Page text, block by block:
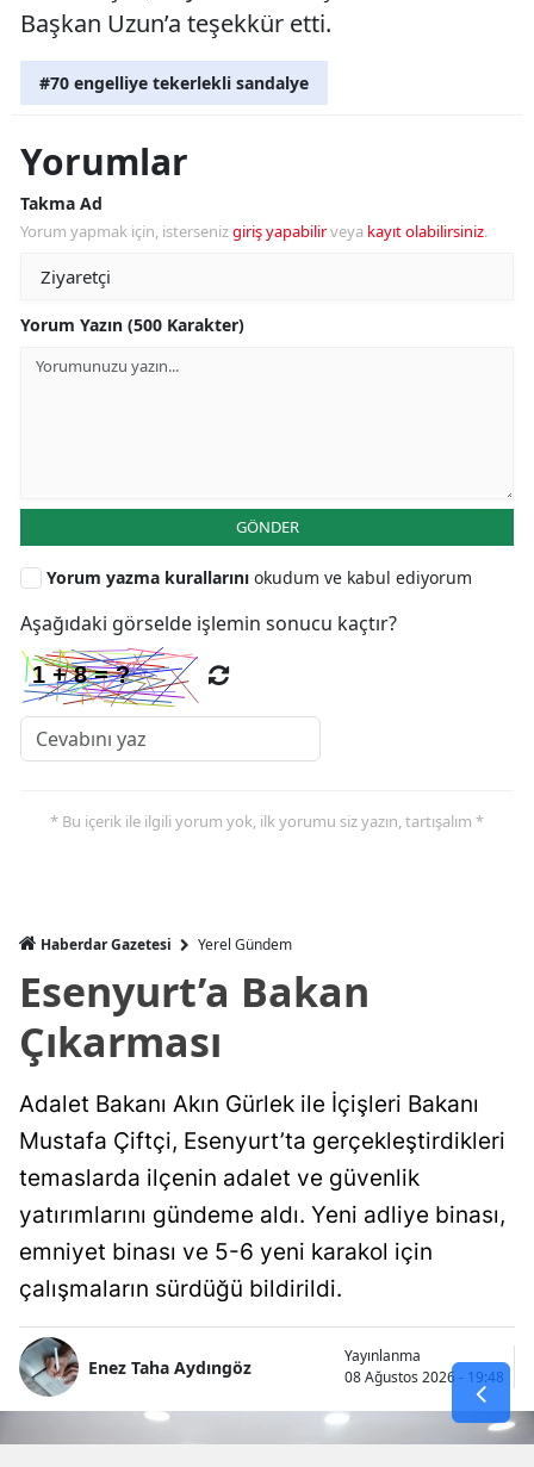
Başkan Uzun’a teşekkür etti.
#70 engelliye tekerlekli sandalye
Yorumlar
Takma Ad
Yorum yapmak için, istersenizgiriş yapabilirveya kayıt olabilirsiniz.
Yorum Yazın (500 Karakter)
GÖNDER
Yorum yazma kurallarını okudum ve kabul ediyorum
Aşağıdaki görselde işlemin sonucu kaçtır?
* Bu içerik ile ilgili yorum yok, ilk yorumu siz yazın, tartışalım *
Haberdar Gazetesi Yerel Gündem
Esenyurt’a Bakan
Çıkarması
Adalet Bakanı Akın Gürlek ile İçişleri Bakanı
Mustafa Çiftçi, Esenyurt’ta gerçekleştirdikleri
temaslarda ilçenin adalet ve güvenlik
yatırımlarını gündeme aldı. Yeni adliye binası,
emniyet binası ve 5-6 yeni karakol için
çalışmaların sürdüğü bildirildi.
Enez Taha Aydıngöz
Yayınlanma
08 Ağustos 2026 - 19:48